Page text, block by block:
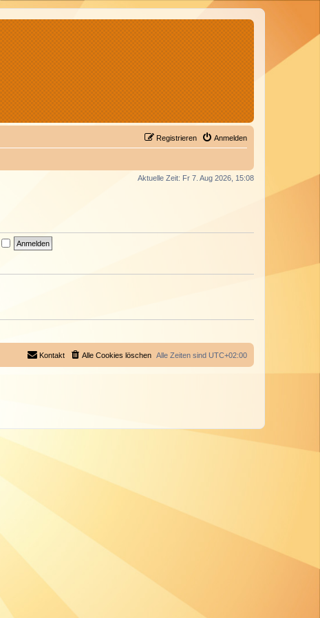
Anmelden
Registrieren
Aktuelle Zeit: Fr 7. Aug 2026, 15:08
Alle Zeiten sind UTC+02:00
Alle Cookies löschen
Kontakt